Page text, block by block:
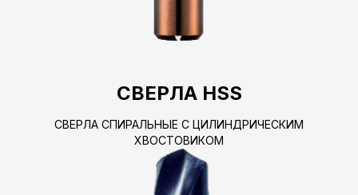
СВЕРЛА HSS
СВЕРЛА СПИРАЛЬНЫЕ С ЦИЛИНДРИЧЕСКИМ
ХВОСТОВИКОМ